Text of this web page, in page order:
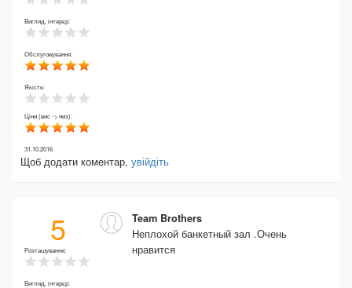
Вигляд, інтерєр:
Обслуговування:
Якість:
Ціни (вис -> низ):
31.10.2016
Щоб додати коментар, увійдіть
5
Розташування:
Вигляд, інтерєр:
Team Brothers
Неплохой банкетный зал .Очень
нравится